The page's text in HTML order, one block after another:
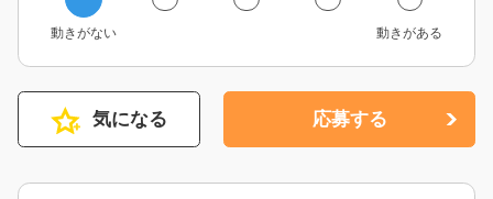
動きがない 動きがある
気になる 応募する